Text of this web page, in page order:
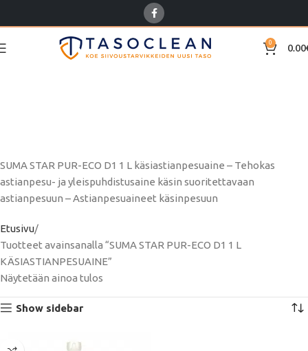
0 0.00
SUMA STAR PUR-ECO D1 1 L käsiastianpesuaine – Tehokas
astianpesu- ja yleispuhdistusaine käsin suoritettavaan
astianpesuun – Astianpesuaineet käsinpesuun
Etusivu
Tuotteet avainsanalla “SUMA STAR PUR-ECO D1 1 L
KÄSIASTIANPESUAINE”
Näytetään ainoa tulos
Show sidebar